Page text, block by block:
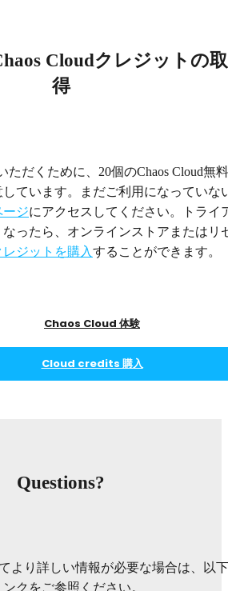
Cloudクレジットの取
得
ただくために、20個のChaos Cloud無料
ています。まだご利用になっていな
ージにアクセスしてください。トライ
ったら、オンラインストアまたはリ
ジットを購入することができます。
Chaos Cloud 体験
Cloud credits 購入
Questions?
より詳しい情報が必要な場合は、以下
クをご参照ください。